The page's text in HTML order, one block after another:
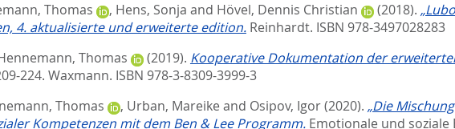
Thomas , Hens, Sonja and Hövel, Dennis Christian (2018).
4. aktualisierte und erweiterte edition. Reinhardt. ISBN 978-3497028283
Thomas (2019). Kooperative Dokumentation der
224. Waxmann. ISBN 978-3-8309-3999-3
Thomas , Urban, Mareike and Osipov, Igor(2020). „Die
Kompetenzen mit dem Ben & Lee Programm. Emotionale und